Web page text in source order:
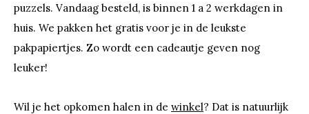
puzzels. Vandaag besteld, is binnen 1 a 2 werkdagen in
huis. We pakken het gratis voor je in de leukste
pakpapiertjes. Zo wordt een cadeautje geven nog
leuker!
Wil je het opkomen halen in de winkel? Dat is natuurlijk